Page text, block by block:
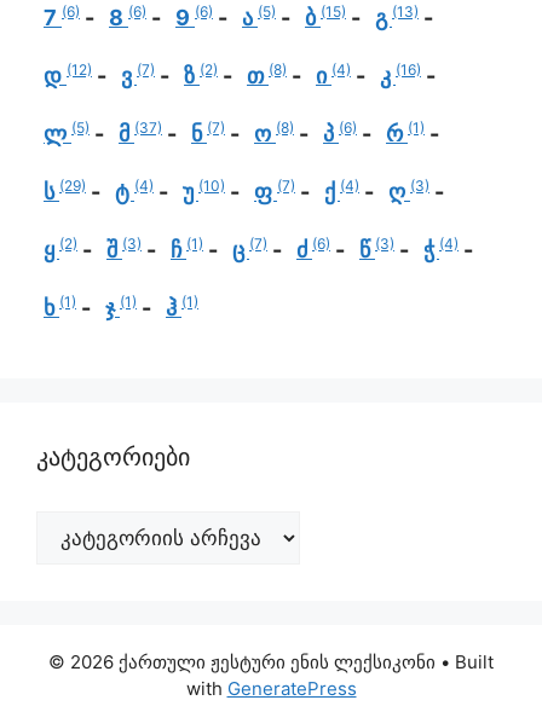
7 (6) 8 (6) 9 (6) ა (5) ბ (15) გ (13)
დ (12) ვ (7) ზ (2) თ (8) ი (4) კ (16)
ლ (5) მ (37) ნ (7) ო (8) პ (6) რ (1)
ს (29) ტ (4) უ (10) ფ (7) ქ (4) ღ (3)
ყ (2) შ (3) ჩ (1) ც (7) ძ (6) წ (3) ჭ (4)
ხ (1) ჯ (1) ჰ (1)
კატეგორიები
© 2026 ქართული ჟესტური ენის ლექსიკონი • Built
with GeneratePress